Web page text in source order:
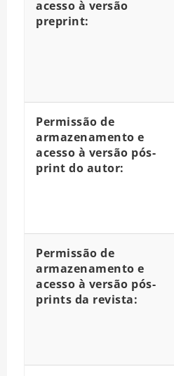
acesso à versão
preprint:
Permissão de
armazenamento e
acesso à versão pós-
print do autor:
Permissão de
armazenamento e
acesso à versão pós-
prints da revista: